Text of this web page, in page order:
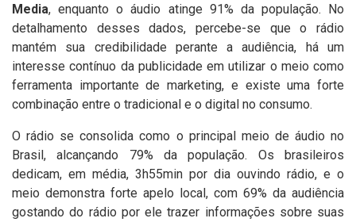
Media, enquanto o áudio atinge 91% da população. No
detalhamento desses dados, percebe-se que o rádio
mantém sua credibilidade perante a audiência, há um
interesse contínuo da publicidade em utilizar o meio como
ferramenta importante de marketing, e existe uma forte
combinação entre o tradicional e o digital no consumo.
O rádio se consolida como o principal meio de áudio no
Brasil, alcançando 79% da população. Os brasileiros
dedicam, em média, 3h55min por dia ouvindo rádio, e o
meio demonstra forte apelo local, com 69% da audiência
gostando do rádio por ele trazer informações sobre suas